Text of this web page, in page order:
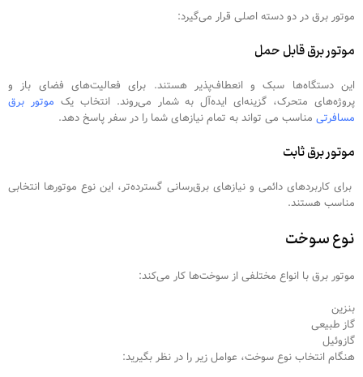
موتور برق در دو دسته اصلی قرار می‌گیرد:
موتور برق قابل حمل
این دستگاه‌ها سبک و انعطاف‌پذیر هستند. برای فعالیت‌های فضای باز و
پروژه‌های متحرک، گزینه‌ای ایده‌آل به شمار می‌روند. انتخاب یک موتور برق
مسافرتی مناسب می تواند به تمام نیازهای شما را در سفر پاسخ دهد.
موتور برق ثابت
برای کاربردهای دائمی و نیازهای برق‌رسانی گسترده‌تر، این نوع موتورها انتخابی
مناسب هستند.
نوع سوخت
موتور برق با انواع مختلفی از سوخت‌ها کار می‌کند:
بنزین
گاز طبیعی
گازوئیل
هنگام انتخاب نوع سوخت، عوامل زیر را در نظر بگیرید: